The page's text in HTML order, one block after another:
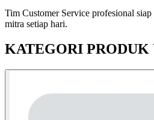
Tim Customer Service profesional
mitra setiap hari.
KATEGORI PRODUK